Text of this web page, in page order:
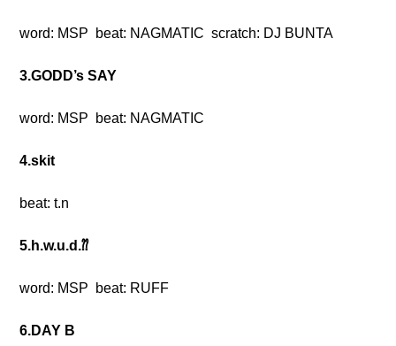
word: MSP beat: NAGMATIC scratch: DJ BUNTA
3.GODD’s SAY
word: MSP beat: NAGMATIC
4.skit
beat: t.n
5.h.w.u.d.⁇
word: MSP beat: RUFF
6.DAY B